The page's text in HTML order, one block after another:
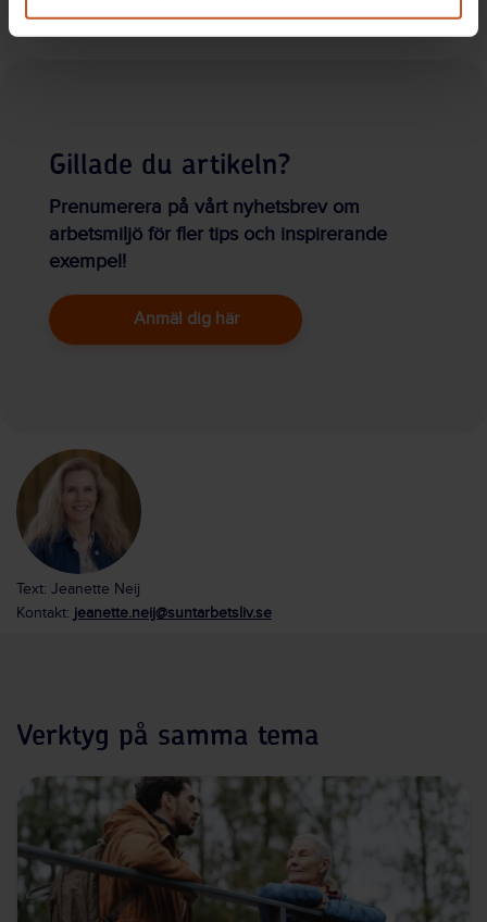
Gillade du artikeln?
Prenumerera på vårt nyhetsbrev om
arbetsmiljö för fler tips och inspirerande
exempel!
Anmäl dig här
Text: Jeanette Neij
Kontakt: jeanette.neij@suntarbetsliv.se
Verktyg på samma tema